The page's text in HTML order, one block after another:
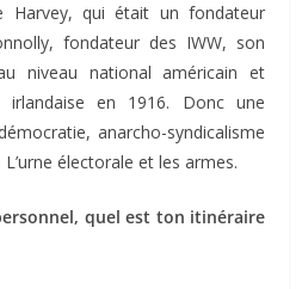
Harvey, qui était un fondateur
fondateur des IWW, son
niveau national américain et
en 1916. Donc une
anarcho-syndicalisme
électorale et les armes.
quel est ton itinéraire